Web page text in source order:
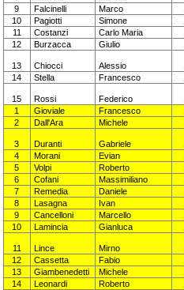
9
Falcinelli Marco
10
Pagiotti Simone
11
Costanzi Carlo Maria
12
Burzacca Giulio
13 Chiocci Alessio
14
Stella Francesco
15 Rossi Federico
1
Gioviale Francesco
2
Dall'Ara Michele
3 Duranti Gabriele
4
Morani Evian
5
Volpi Roberto
6
Cofani Massimiliano
7
Remedia Daniele
8
Lasagna Ivan
9
Cancelloni Marcello
10
Lamincia Gianluca
11 Lince Mirno
12
Cassetta Fabio
13
Giambenedetti Michele
14
Leonardi Roberto